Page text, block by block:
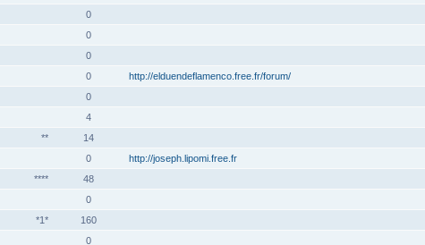
0
0
0
0 http://elduendeflamenco.free.fr/forum/
0
4
**
14
0 http://joseph.lipomi.free.fr
****
48
0
*1*
160
0